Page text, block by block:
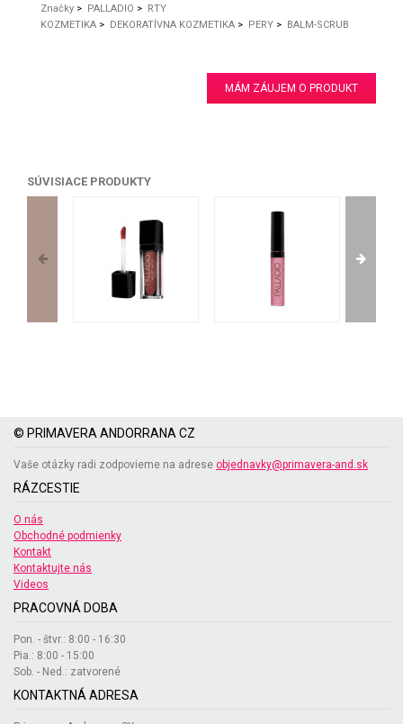
Značky > PALLADIO > RTY
KOZMETIKA > DEKORATÍVNA KOZMETIKA > PERY > BALM-SCRUB
MÁM ZÁUJEM O PRODUKT
SÚVISIACE PRODUKTY
© PRIMAVERA ANDORRANA CZ
Vaše otázky radi zodpovieme na adrese objednavky@primavera-and.sk
RÁZCESTIE
O nás
Obchodné podmienky
Kontakt
Kontaktujte nás
Videos
PRACOVNÁ DOBA
Pon. - štvr.: 8:00 - 16:30
Pia.: 8:00 - 15:00
Sob. - Ned.: zatvorené
KONTAKTNÁ ADRESA